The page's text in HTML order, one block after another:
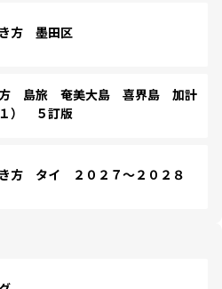
方 墨田区
方 島旅 奄美大島 喜界島 加計
） ５訂版
方 タイ ２０２７～２０２８